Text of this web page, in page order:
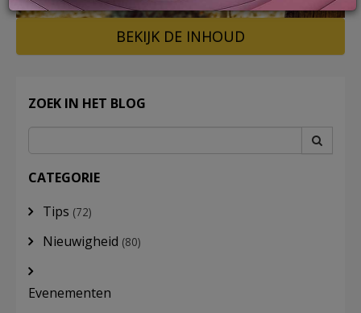
BEKIJK DE INHOUD
ZOEK IN HET BLOG
CATEGORIE
Tips (72)
Nieuwigheid (80)
Evenementen